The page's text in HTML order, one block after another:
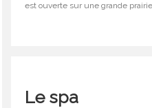
est ouverte sur une grande
Le spa